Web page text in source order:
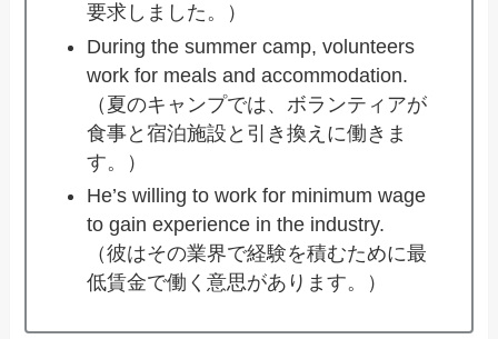
要求しました。）
During the summer camp, volunteers
work for meals and accommodation.
（夏のキャンプでは、ボランティアが
食事と宿泊施設と引き換えに働きま
す。）
He’s willing to work for minimum wage
to gain experience in the industry.
（彼はその業界で経験を積むために最
低賃金で働く意思があります。）